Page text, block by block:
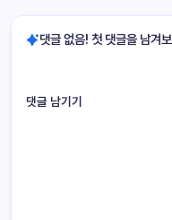
댓글 없음! 첫 댓글을 남겨
댓글 남기기